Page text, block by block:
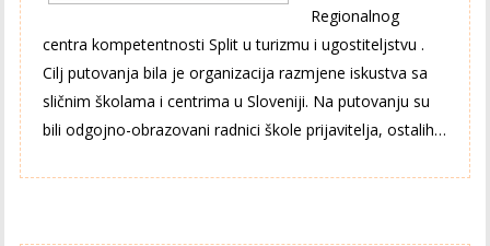
Regionalnog
centra kompetentnosti Split u turizmu i ugostiteljstvu .
Cilj putovanja bila je organizacija razmjene iskustva sa
sličnim školama i centrima u Sloveniji. Na putovanju su
bili odgojno-obrazovani radnici škole prijavitelja, ostalih…